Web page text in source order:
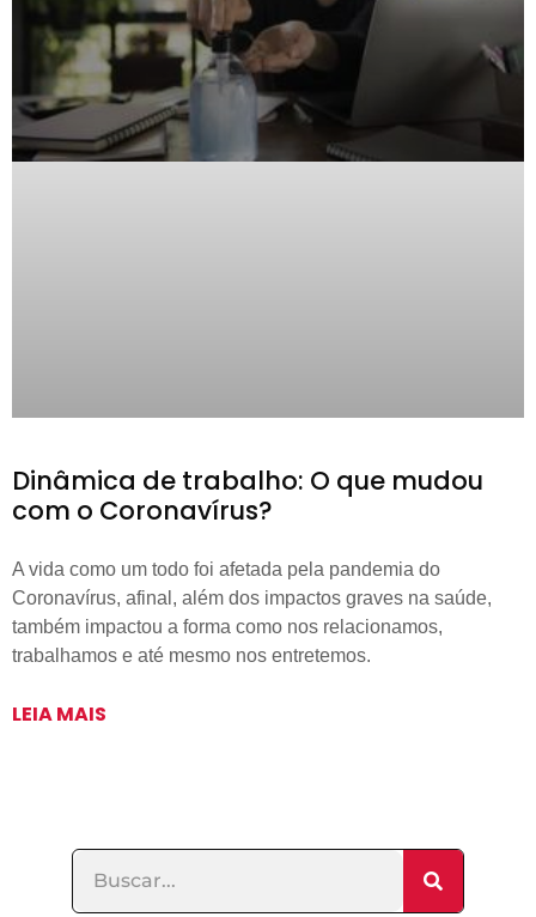
Dinâmica de trabalho: O que mudou
com o Coronavírus?
A vida como um todo foi afetada pela pandemia do
Coronavírus, afinal, além dos impactos graves na saúde,
também impactou a forma como nos relacionamos,
trabalhamos e até mesmo nos entretemos.
LEIA MAIS